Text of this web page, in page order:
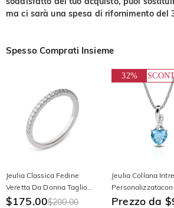
ma ci sarà una spesa di rifornimento del
Spesso Comprati Insieme
Jeulia Classica Fedine
Veretta Da Donna Taglio
Rotondo In Argento Sterling
$175.00$200.00
32%
Jeulia Collana
Taglio Cuore
Prezzo da